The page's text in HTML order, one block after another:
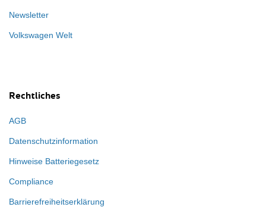
Newsletter
Volkswagen Welt
Rechtliches
AGB
Datenschutzinformation
Hinweise Batteriegesetz
Compliance
Barrierefreiheitserklärung